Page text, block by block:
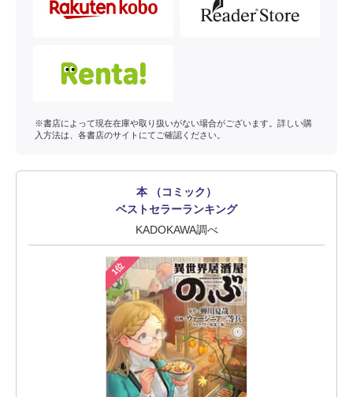
※書店によって現在在庫や取り扱いがない場合がございます。詳しい購
入方法は、各書店のサイトにてご確認ください。
本 （コミック）
ベストセラーランキング
KADOKAWA調べ
1位